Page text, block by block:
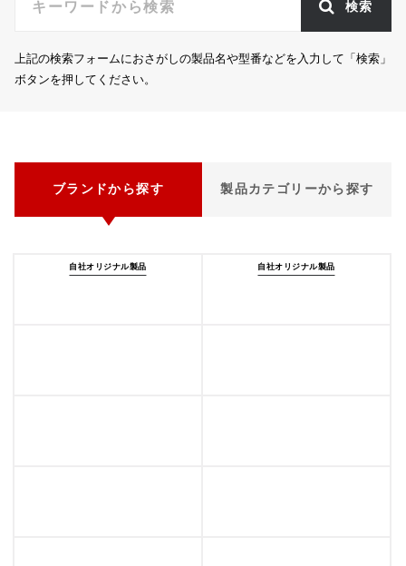
検索
上記の検索フォームにおさがしの製品名や型番などを入力して「検索」
ボタンを押してください。
ブランドから探す 製品カテゴリーから探す
自社オリジナル製品 自社オリジナル製品